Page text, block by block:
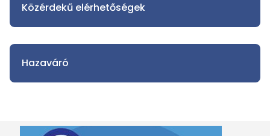
Közérdekű elérhetőségek
Hazaváró